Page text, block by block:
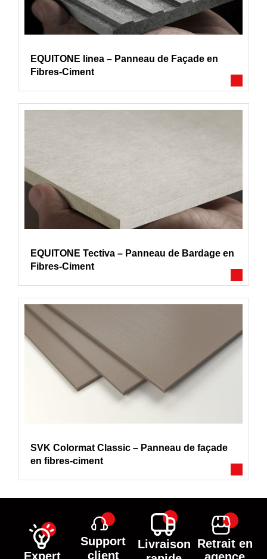
EQUITONE linea – Panneau de Façade en
Fibres-Ciment
EQUITONE Tectiva – Panneau de Bardage en
Fibres-Ciment
SVK Colormat Classic – Panneau de façade
en fibres-ciment
Expert
Support
client
Livraison Retrait en